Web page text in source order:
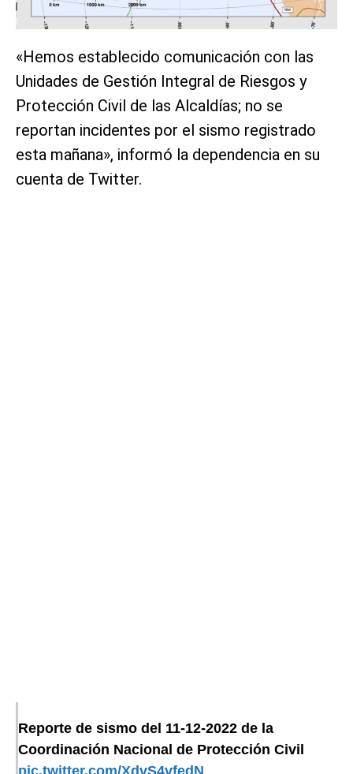
«Hemos establecido comunicación con las
Unidades de Gestión Integral de Riesgos y
Protección Civil de las Alcaldías; no se
reportan incidentes por el sismo registrado
esta mañana», informó la dependencia en su
cuenta de Twitter.
Reporte de sismo del 11-12-2022 de la
Coordinación Nacional de Protección Civil
pic.twitter.com/XdvS4vfedN